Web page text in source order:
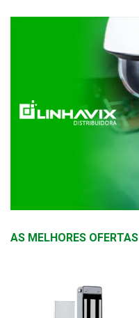
AS MELHORES OFERTAS